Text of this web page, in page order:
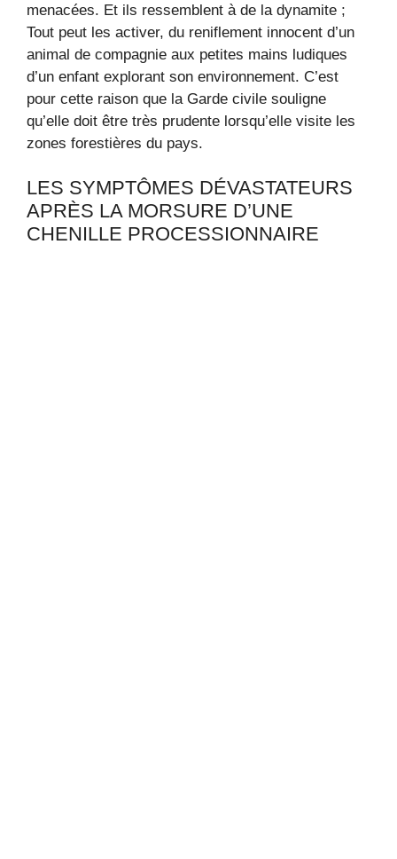
menacées. Et ils ressemblent à de la dynamite ;
Tout peut les activer, du reniflement innocent d’un
animal de compagnie aux petites mains ludiques
d’un enfant explorant son environnement. C’est
pour cette raison que la Garde civile souligne
qu’elle doit être très prudente lorsqu’elle visite les
zones forestières du pays.
LES SYMPTÔMES DÉVASTATEURS
APRÈS LA MORSURE D’UNE
CHENILLE PROCESSIONNAIRE